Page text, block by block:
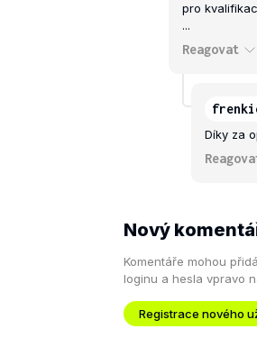
pro
...
Reagovat
Díky za
Nový
Komentáře mohou
loginu a hesla vpravo
Registrace nového